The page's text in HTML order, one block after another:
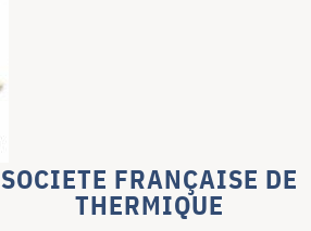
SOCIETE FRANÇAISE DE
THERMIQUE